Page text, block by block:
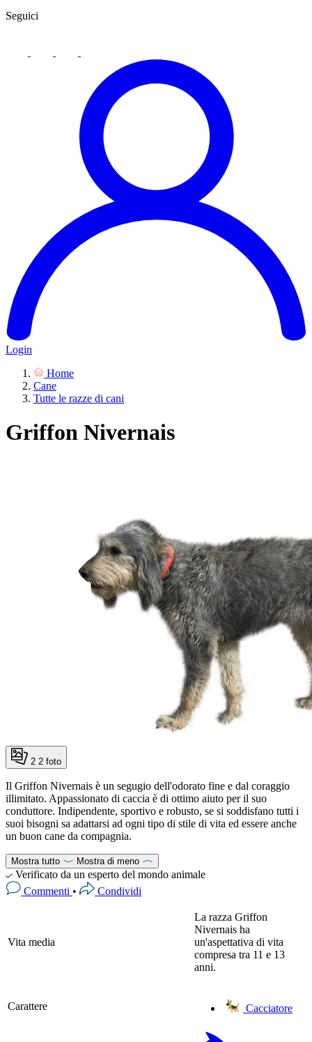
Seguici
Login
Home
Cane
Tutte le razze di cani
Griffon Nivernais
2 2 foto
Il Griffon Nivernais è un segugio dell'odorato fine e dal coraggio
illimitato. Appassionato di caccia è di ottimo aiuto per il suo
conduttore. Indipendente, sportivo e robusto, se si soddisfano tutti i
suoi bisogni sa adattarsi ad ogni tipo di stile di vita ed essere anche
un buon cane da compagnia.
Mostra tutto Mostra di meno
Verificato da un esperto del mondo animale
Commenti • Condividi
Vita media
La razza Griffon
Nivernais ha
un'aspettativa di vita
compresa tra 11 e 13
anni.
Carattere Cacciatore